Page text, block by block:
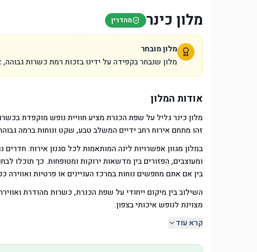
מלון כינר מהדרין
מלון מובחר
מלון שנבחר בקפידה על ידינו בזכות רמת כשרות
אודות המלון
מלון כינר גליל על שפת הכנרת מציע חוויית נופש מוקפדת
זהו מתחם אירוח רחב ידיים המשלב טבע, שקט ונוחות ברמה
במלון מגוון אפשרויות לינה המותאמות לכל סגנון אירוח: חדרים
ומעוצבים, הפזורים בין מדשאות ירוקות ומטופחות. כך
בין אם אתם מחפשים נוחות במרכז העניינים או פרטיות ואווירה
השילוב בין מיקום ייחודי על שפת הכנרת, כשרות מהודרת
מצוינת לנופש איכותי בצפון.
קרא עוד